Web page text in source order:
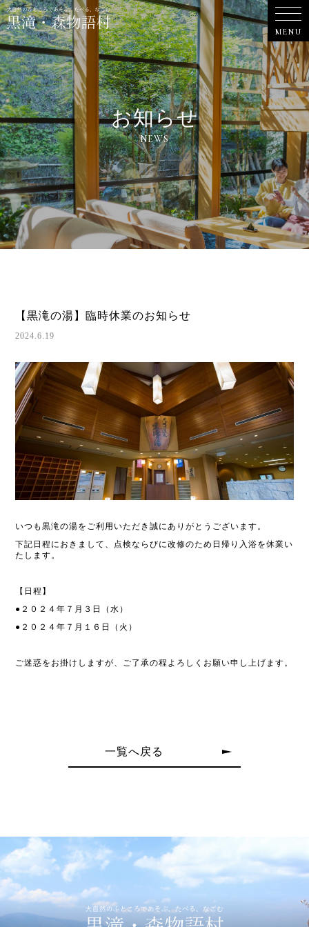
お知らせ
NEWS
【黒滝の湯】臨時休業のお知らせ
2024.6.19
いつも黒滝の湯をご利用いただき誠にありがとうございます。
下記日程におきまして、点検ならびに改修のため日帰り入浴を休業い
たします。
【日程】
●２０２４年７月３日（水）
●２０２４年７月１６日（火）
ご迷惑をお掛けしますが、ご了承の程よろしくお願い申し上げます。
一覧へ戻る